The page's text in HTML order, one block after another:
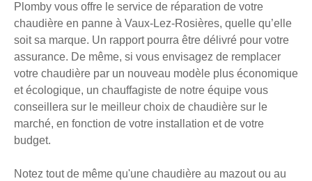
Plomby vous offre le service de réparation de votre
chaudière en panne à Vaux-Lez-Rosières, quelle qu’elle
soit sa marque. Un rapport pourra être délivré pour votre
assurance. De même, si vous envisagez de remplacer
votre chaudière par un nouveau modèle plus économique
et écologique, un chauffagiste de notre équipe vous
conseillera sur le meilleur choix de chaudière sur le
marché, en fonction de votre installation et de votre
budget.
Notez tout de même qu'une chaudière au mazout ou au